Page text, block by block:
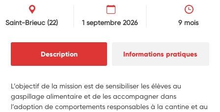
Saint-Brieuc(22) 1 septembre 2026 9 mois
Description Informations pratiques
L’objectif de la mission est de sensibiliser les élèves au
gaspillage alimentaire et de les accompagner dans
l’adoption de comportements responsables à la cantine et au